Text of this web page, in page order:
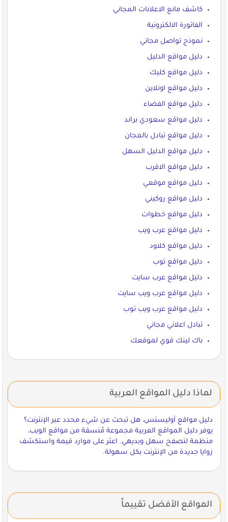
كاشف مانع الاعلانات المجاني
الفاتورة الالكترونية
نموذج تواصل مجاني
دليل مواقع الدليل
دليل مواقع كليك
دليل مواقع اونلاين
دليل مواقع الفضاء
دليل مواقع سعودي براند
دليل مواقع تبادل بالمجان
دليل مواقع الدليل السهل
دليل مواقع الاقرب
دليل مواقع موقعي
دليل مواقع روكيني
دليل مواقع خطوات
دليل مواقع عرب ويب
دليل مواقع كلاود
دليل مواقع توب
دليل مواقع عرب سايت
دليل مواقع عرب ويب سايت
دليل مواقع عرب ويب توب
تبادل اعلاني مجاني
باك لينك قوي لموقعك
لماذا دليل المواقع العربية
دليل مواقع آوليستس، هل تبحث عن شيء محدد عبر الإنترنت؟
يوفر دليل المواقع العربية مجموعة مُنسقة من مواقع الويب،
منظمة لتصفح سهل وبديهي. اعثر على موارد قيمة واستكشف
زوايا جديدة من الإنترنت بكل سهولة.
المواقع الأفضل تقييماً